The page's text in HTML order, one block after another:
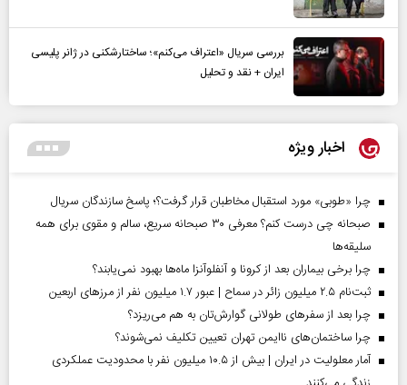
بررسی سریال «اعتراف می‌کنم»؛ ساختارشکنی در ژانر پلیسی
ایران + نقد و تحلیل
اخبار ویژه
چرا «طوبی» مورد استقبال مخاطبان قرار گرفت؟؛ پاسخ سازندگان سریال
صبحانه چی درست کنم؟ معرفی ۳۰ صبحانه سریع، سالم و مقوی برای همه
سلیقه‌ها
چرا برخی بیماران بعد از کرونا و آنفلوآنزا ماه‌ها بهبود نمی‌یابند؟
ثبت‌نام ۲.۵ میلیون زائر در سماح | عبور ۱.۷ میلیون نفر از مرز‌های اربعین
چرا بعد از سفرهای طولانی گوارش‌تان به هم می‌ریزد؟
چرا ساختمان‌های ناایمن تهران تعیین تکلیف نمی‌شوند؟
آمار معلولیت در ایران | بیش از ۱۰.۵ میلیون نفر با محدودیت عملکردی